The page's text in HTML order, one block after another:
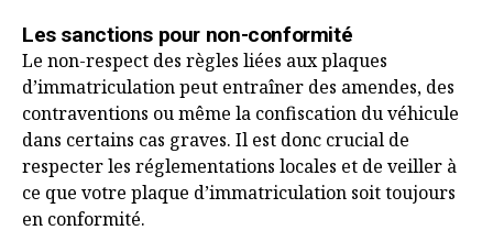
Les sanctions pour non-conformité
Le non-respect des règles liées aux plaques
d’immatriculation peut entraîner des amendes, des
contraventions ou même la confiscation du véhicule
dans certains cas graves. Il est donc crucial de
respecter les réglementations locales et de veiller à
ce que votre plaque d’immatriculation soit toujours
en conformité.